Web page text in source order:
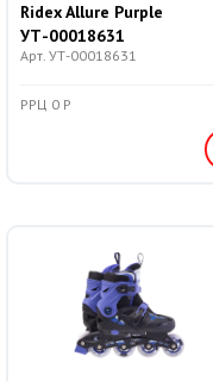
Ridex Allure Purple
УТ-00018631
алюминиевая рама
Арт. УТ-00018631
РРЦ 0 Р